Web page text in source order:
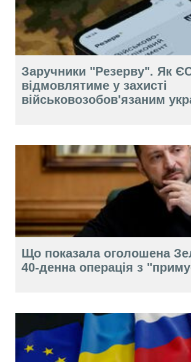
Заручники "Резерву". Як
відмовлятиме у захисті
військовозобов'язаним
Що показала оголошена
40-денна операція з